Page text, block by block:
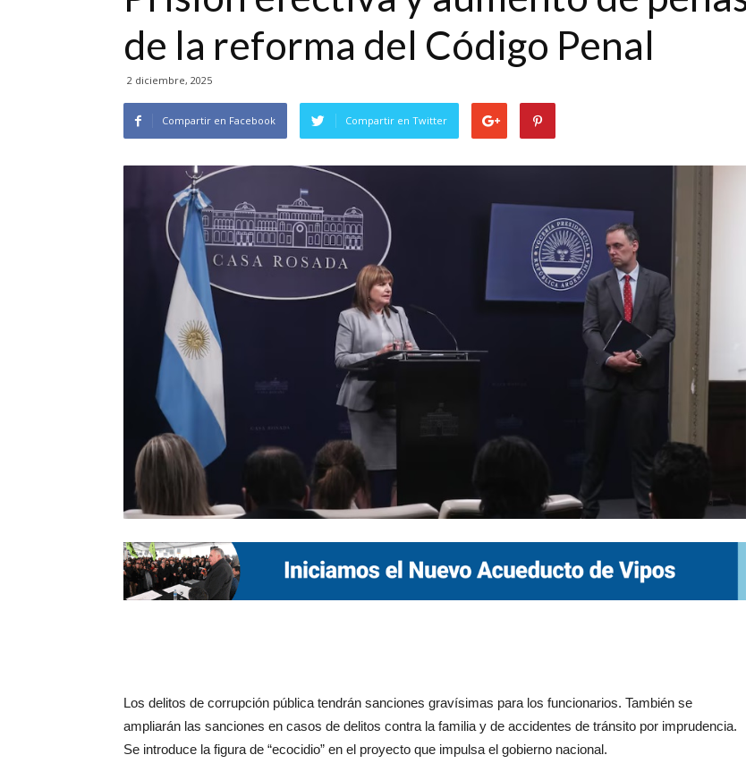
de la reforma del Código Penal
2 diciembre, 2025
Compartir en Facebook Compartir en Twitter
Los delitos de corrupción pública tendrán sanciones gravísimas para los funcionarios. También se
ampliarán las sanciones en casos de delitos contra la familia y de accidentes de tránsito por imprudencia.
Se introduce la figura de “ecocidio” en el proyecto que impulsa el gobierno nacional.